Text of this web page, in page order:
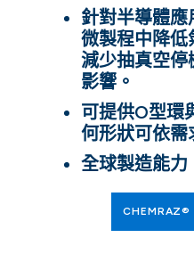
針對半導體應
微製程中降
減少抽真空停
影響。
可提供O型環
何形狀可依需
全球製造能力
CHEMRAZ®